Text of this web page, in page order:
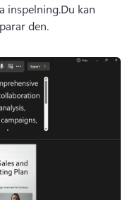
inspelning.Du kan
den.